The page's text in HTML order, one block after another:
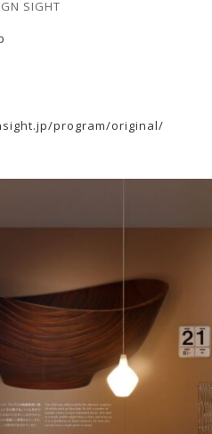
SIGHT
program/original/